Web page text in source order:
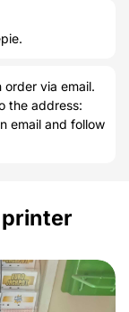
via email.
the address:
email and follow